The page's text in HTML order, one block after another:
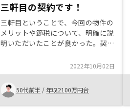
三軒目の契約です！
三軒目ということで、今回の物件の
メリットや節税について、明確に説
明いただいたことが良かった。契約
したし、不明点についても、迅速か
つクリアな回答をいただいた。担当
の古瀬さんとの信頼関係も大きく寄
与していて、普段からの献身的なサ
ポートをいただき、大変助かってい
2022年10月02日
50代前半 / 年収2100万円台